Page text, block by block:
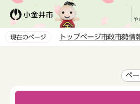
ペ
や
現在のページ トップページ市政市勢情
ペ